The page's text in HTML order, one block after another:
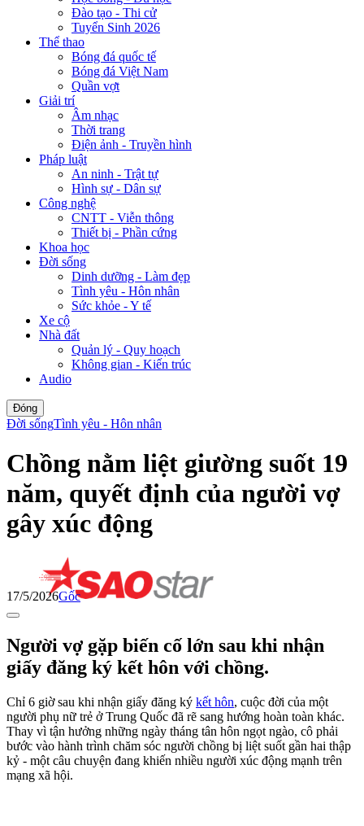
Đào tạo - Thi cử
Tuyển Sinh 2026
Thể thao
Bóng đá quốc tế
Bóng đá Việt Nam
Quần vợt
Giải trí
Âm nhạc
Thời trang
Điện ảnh - Truyền hình
Pháp luật
An ninh - Trật tự
Hình sự - Dân sự
Công nghệ
CNTT - Viễn thông
Thiết bị - Phần cứng
Khoa học
Đời sống
Dinh dưỡng - Làm đẹp
Tình yêu - Hôn nhân
Sức khỏe - Y tế
Xe cộ
Nhà đất
Quản lý - Quy hoạch
Không gian - Kiến trúc
Audio
Đóng
Đời sốngTình yêu - Hôn nhân
Chồng nằm liệt giường suốt 19
năm, quyết định của người vợ
gây xúc động
17/5/2026Gốc
Người vợ gặp biến cố lớn sau khi nhận
giấy đăng ký kết hôn với chồng.
Chỉ 6 giờ sau khi nhận giấy đăng ký kết hôn, cuộc đời của một
người phụ nữ trẻ ở Trung Quốc đã rẽ sang hướng hoàn toàn khác.
Thay vì tận hưởng những ngày tháng tân hôn ngọt ngào, cô phải
bước vào hành trình chăm sóc người chồng bị liệt suốt gần hai thập
kỷ - một câu chuyện đang khiến nhiều người xúc động mạnh trên
mạng xã hội.